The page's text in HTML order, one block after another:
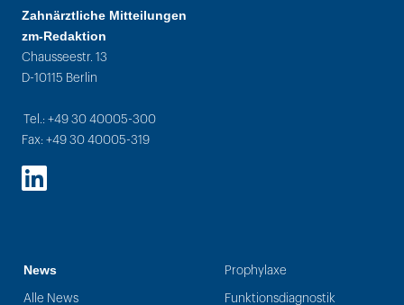
Zahnärztliche Mitteilungen
zm-Redaktion
Chausseestr. 13
D-10115 Berlin
Tel.: +49 30 40005-300
Fax: +49 30 40005-319
LinkedIn
News
Alle News
Prophylaxe
Funktionsdiagnostik